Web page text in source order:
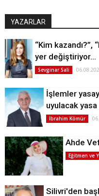
YAZARLAR
“Kim
yer değiştiriyor…
Sevginar Sali
İşlemler
uyulacak yasa
İbrahim Kömür
Ahde
Eğitmen ve
Silivri'den